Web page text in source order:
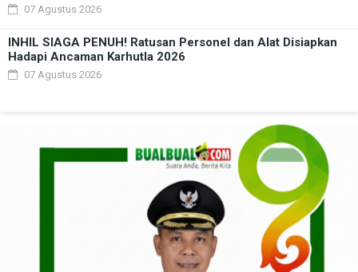
07 Agustus 2026
INHIL SIAGA PENUH! Ratusan Personel dan Alat Disiapkan
Hadapi Ancaman Karhutla 2026
07 Agustus 2026